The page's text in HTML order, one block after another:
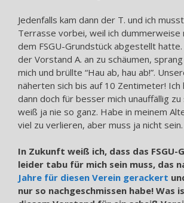
Jedenfalls kam dann der T. und ich
Terrasse vorbei, weil ich dummerweise
dem FSGU-Grundstück abgestellt
der Vorstand A. an zu schäumen,
mich und brüllte “Hau ab, hau ab!”.
näherten sich bis auf 10 Zentimeter!
dann doch für besser mich unauffällig zu
weiß ja nie so ganz. Habe in meinem
viel zu verlieren, aber muss ja nicht sein.
In Zukunft weiß ich, dass das FSGU-
leider tabu für mich sein muss, das
Jahre für diesen Verein gerackert
nur so nachgeschmissen habe! Was